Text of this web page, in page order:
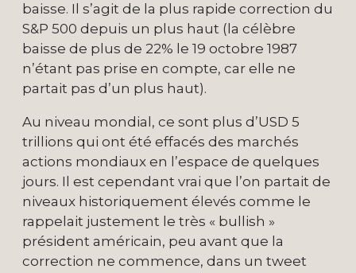
baisse. Il s’agit de la plus rapide correction du
S&P 500 depuis un plus haut (la célèbre
baisse de plus de 22% le 19 octobre 1987
n’étant pas prise en compte, car elle ne
partait pas d’un plus haut).
Au niveau mondial, ce sont plus d’USD 5
trillions qui ont été effacés des marchés
actions mondiaux en l’espace de quelques
jours. Il est cependant vrai que l’on partait de
niveaux historiquement élevés comme le
rappelait justement le très « bullish »
président américain, peu avant que la
correction ne commence, dans un tweet